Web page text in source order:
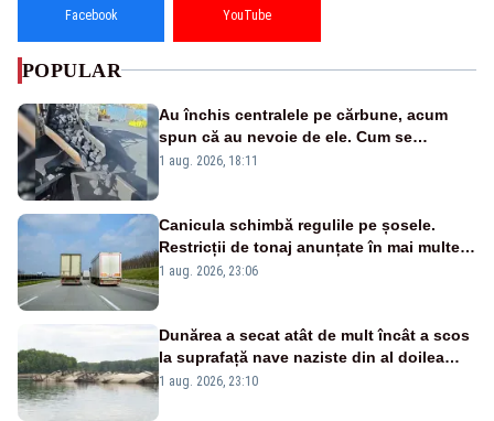
Facebook YouTube
POPULAR
Au închis centralele pe cărbune, acum
spun că au nevoie de ele. Cum se
pasează vina în plină criză energetică
1 aug. 2026, 18:11
Canicula schimbă regulile pe șosele.
Restricții de tonaj anunțate în mai multe
județe
1 aug. 2026, 23:06
Dunărea a secat atât de mult încât a scos
la suprafață nave naziste din al doilea
război mondial
1 aug. 2026, 23:10